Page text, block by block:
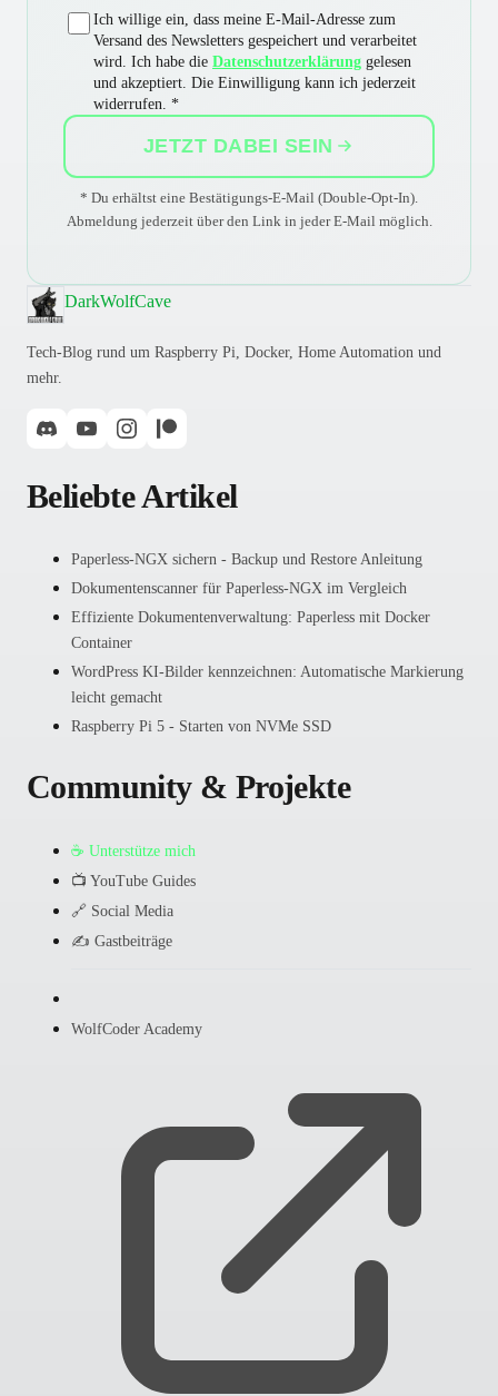
Ich willige ein, dass meine E-Mail-Adresse zum
Versand des Newsletters gespeichert und verarbeitet
wird. Ich habe die Datenschutzerklärung gelesen
und akzeptiert. Die Einwilligung kann ich jederzeit
widerrufen. *
JETZT DABEI SEIN
* Du erhältst eine Bestätigungs-E-Mail (Double-Opt-In).
Abmeldung jederzeit über den Link in jeder E-Mail möglich.
DarkWolfCave
Tech-Blog rund um Raspberry Pi, Docker, Home Automation und
mehr.
Beliebte Artikel
Paperless-NGX sichern - Backup und Restore Anleitung
Dokumentenscanner für Paperless-NGX im Vergleich
Effiziente Dokumentenverwaltung: Paperless mit Docker
Container
WordPress KI-Bilder kennzeichnen: Automatische Markierung
leicht gemacht
Raspberry Pi 5 - Starten von NVMe SSD
Community & Projekte
☕ Unterstütze mich
📺 YouTube Guides
🔗 Social Media
✍️ Gastbeiträge
WolfCoder Academy